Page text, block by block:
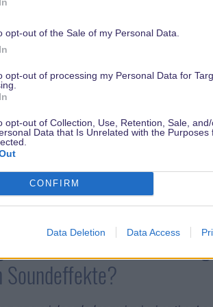
opt-out of the Sale of my Personal Data.
opt-out of processing my Personal Data for
opt-out of Collection, Use, Retention, Sale,
Data that Is Unrelated with the Purposes
CONFIRM
Data Deletion Data Access
Insgesamt werden also acht Songs
in eine Show aufgenommen haben, seit
Songs?
den einzelnen Songs entwickelt
im Hintergrund. Die
herausragenden Arrangeur, der
Melodien des originalen
Element all dieser